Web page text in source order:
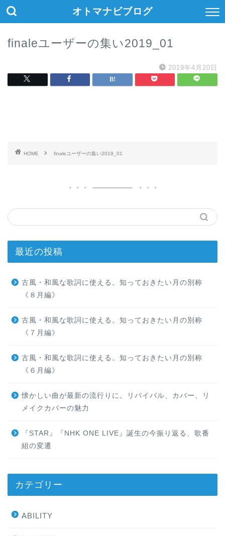
オトマナビブログ
finaleユーザーの集い2019_01
2019年4月20日
HOME finaleユーザーの集い2019_01
最近の投稿
古風・和風な歌詞に使える。知っておきたい月の別称
《８月編》
古風・和風な歌詞に使える。知っておきたい月の別称
《７月編》
古風・和風な歌詞に使える。知っておきたい月の別称
《６月編》
懐かしい曲が最新の流行りに。リバイバル、カバー、リ
メイクカバーの魅力
『STAR』『NHK ONE LIVE』誕生の今振り返る、歌番
組の変遷
カテゴリー
ABILITY